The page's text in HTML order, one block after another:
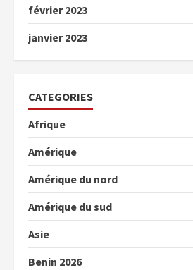
février 2023
janvier 2023
CATEGORIES
Afrique
Amérique
Amérique du nord
Amérique du sud
Asie
Benin 2026